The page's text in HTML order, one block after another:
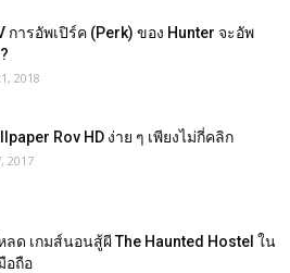
การอัพเปิร์ค (Perk) ของ Hunter จะอัพ
2018
Rov HD ง่าย ๆ เพียงไม่กี่คลิก
2017
ด เกมส์นอนสู้ผี The Haunted Hostel ใน
อถือ